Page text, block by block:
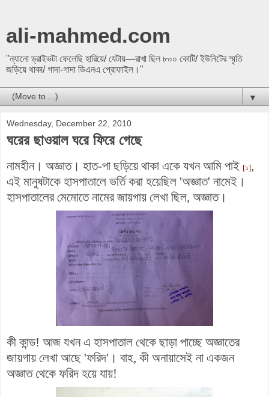
ali-mahmed.com
"ন্যানো ড্রাইভটা ফেলেছি হারিয়ে/ যেটায়—রাখা ছিল ৮০০ কোটি/ ইউনিটের স্মৃতি
জড়িয়ে থাকা/ গাদা-গাদা ডিএনএ প্রোফাইল।"
▼
Wednesday, December 22, 2010
ঘরের ছাওয়াল ঘরে ফিরে গেছে
নামহীন। অজ্ঞাত। হাত-পা ছড়িয়ে থাকা একে যখন আমি পাই [১],
এই মানুষটাকে হাসপাতালে ভর্তি করা হয়েছিল 'অজ্ঞাত' নামেই।
হাসপাতালের মেমোতে নামের জায়গায় লেখা ছিল, অজ্ঞাত।
কী কান্ড! আজ যখন এ হাসপাতাল থেকে ছাড়া পাচ্ছে অজ্ঞাতের
জায়গায় লেখা আছে 'ফরিদ'। বাহ, কী অনায়াসেই না একজন
অজ্ঞাত থেকে ফরিদ হয়ে যায়!